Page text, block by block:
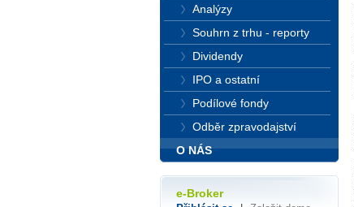
Analýzy
Souhrn z trhu - reporty
Dividendy
IPO a ostatní
Podílové fondy
Odběr zpravodajství
O NÁS
e-Broker